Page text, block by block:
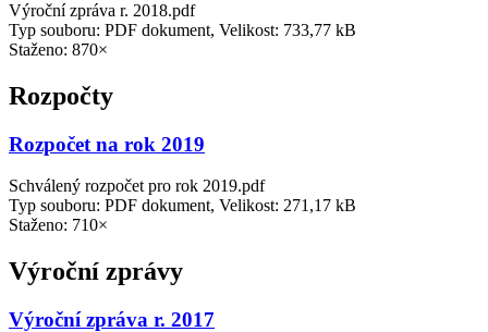
Výroční zpráva r. 2018.pdf
Typ souboru: PDF dokument, Velikost: 733,77 kB
Staženo: 870×
Rozpočty
Rozpočet na rok 2019
Schválený rozpočet pro rok 2019.pdf
Typ souboru: PDF dokument, Velikost: 271,17 kB
Staženo: 710×
Výroční zprávy
Výroční zpráva r. 2017